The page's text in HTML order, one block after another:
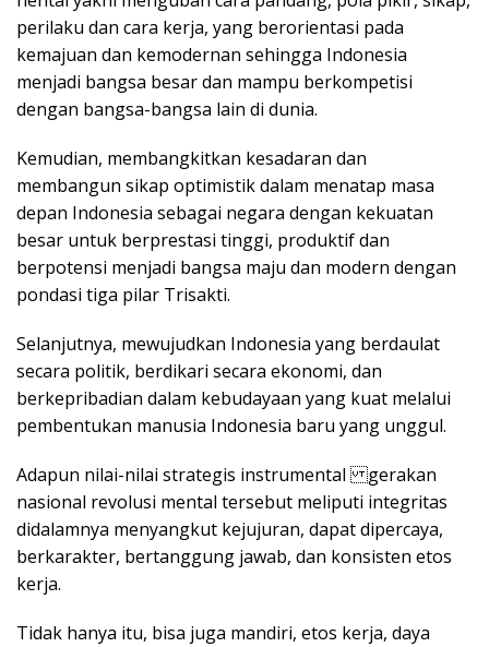
perilaku dan cara kerja, yang berorientasi pada
kemajuan dan kemodernan sehingga Indonesia
menjadi bangsa besar dan mampu berkompetisi
dengan bangsa-bangsa lain di dunia.
Kemudian, membangkitkan kesadaran dan
membangun sikap optimistik dalam menatap masa
depan Indonesia sebagai negara dengan kekuatan
besar untuk berprestasi tinggi, produktif dan
berpotensi menjadi bangsa maju dan modern dengan
pondasi tiga pilar Trisakti.
Selanjutnya, mewujudkan Indonesia yang berdaulat
secara politik, berdikari secara ekonomi, dan
berkepribadian dalam kebudayaan yang kuat melalui
pembentukan manusia Indonesia baru yang unggul.
Adapun nilai-nilai strategis instrumental gerakan
nasional revolusi mental tersebut meliputi integritas
didalamnya menyangkut kejujuran, dapat dipercaya,
berkarakter, bertanggung jawab, dan konsisten etos
kerja.
Tidak hanya itu, bisa juga mandiri, etos kerja, daya